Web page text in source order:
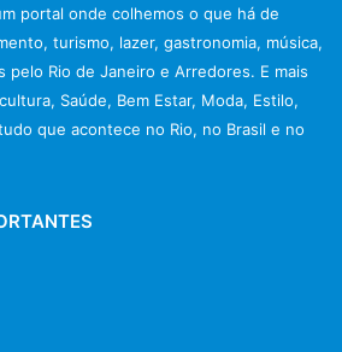
portal onde colhemos o que há de
turismo, lazer, gastronomia, música,
Rio de Janeiro e Arredores. E mais
Saúde, Bem Estar, Moda, Estilo,
que acontece no Rio, no Brasil e no